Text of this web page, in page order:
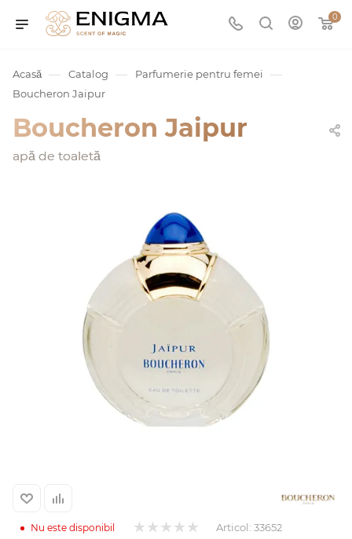
0
Acasă — Catalog — Parfumerie pentru femei —
Boucheron Jaipur
Boucheron Jaipur
apă de toaletă
Nu este disponibil Articol: 33652